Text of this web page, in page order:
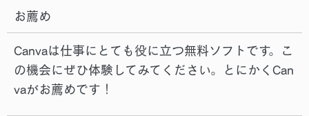
お薦め
Canvaは仕事にとても役に立つ無料ソフトです。こ
の機会にぜひ体験してみてください。とにかくCan
vaがお薦めです！